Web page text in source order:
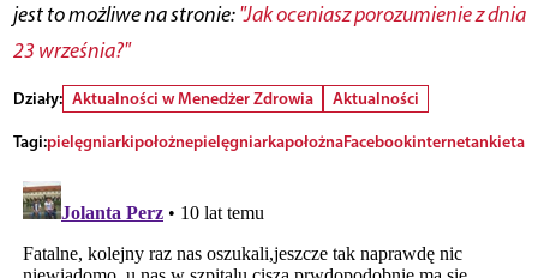
jest to możliwe na stronie:"Jak oceniasz porozumienie z dnia
23 września?"
Działy: Aktualności w Menedżer Zdrowia
Aktualności
Tagi:pielęgniarkipołożnepielęgniarkapołożnaFacebookinternetankieta